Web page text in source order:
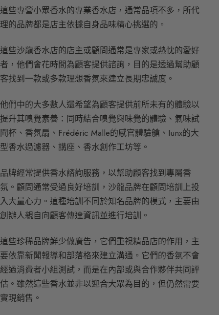
這些專營小眾香水的專業香水店，通常品項不多，所代
理的品牌都是店主依據自身品味精心挑選的。
這些沙龍香水店的店主或顧問通常是專家或熱忱的愛好
者，他們會花時間為顧客提供諮詢，目的是透過幫助顧
客找到一款或多款理想香氛來建立長期忠誠度。
他們中的大多數人還希望為顧客提供前所未有的體驗以
提升其嗅覺素養：同時結合嗅覺與味覺的體驗、氣味試
聞杯、香氛扇、Frédéric Malle的感官體驗艙、Iunx的大
型香水過濾器、講座、香水創作工坊等。
品牌經常提供香水諮詢服務，以幫助顧客找到專屬香
氛。顧問通常受過良好培訓，沙龍品牌在顧問培訓上投
入大量心力。這種培訓不同於知名品牌的模式，主要由
創辦人親自向顧客傳達資訊並進行培訓。
這些珍稀品牌鮮少做廣告，它們重視精品店的作用，主
要依靠新聞報導和部落格來建立溝通。它們的香氛不會
經過消費者小組測試，而是在內部或與合作夥伴共同評
估。雖然這些香水並非以迎合大眾為目的，但仍然需要
實現銷售。